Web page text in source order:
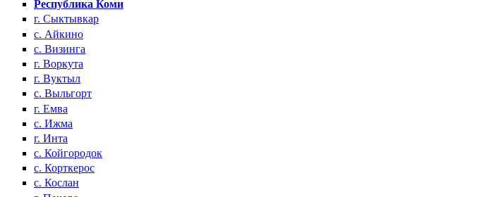
Республика Коми
г. Сыктывкар
с. Айкино
с. Визинга
г. Воркута
г. Вуктыл
с. Выльгорт
г. Емва
с. Ижма
г. Инта
с. Койгородок
с. Корткерос
с. Кослан